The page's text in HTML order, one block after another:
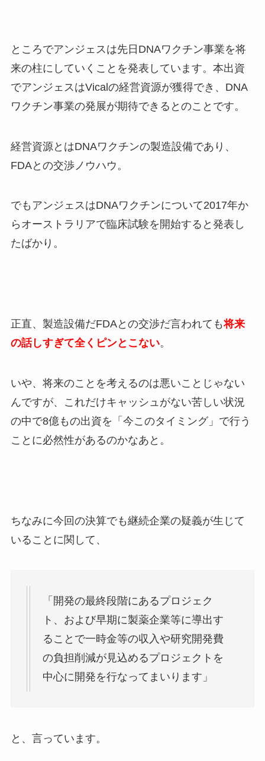
ところでアンジェスは先日DNAワクチン事業を将
来の柱にしていくことを発表しています。本出資
でアンジェスはVicalの経営資源が獲得でき、DNA
ワクチン事業の発展が期待できるとのことです。
経営資源とはDNAワクチンの製造設備であり、
FDAとの交渉ノウハウ。
でもアンジェスはDNAワクチンについて2017年か
らオーストラリアで臨床試験を開始すると発表し
たばかり。
正直、製造設備だFDAとの交渉だ言われても将来
の話しすぎて全くピンとこない。
いや、将来のことを考えるのは悪いことじゃない
んですが、これだけキャッシュがない苦しい状況
の中で8億もの出資を「今このタイミング」で行う
ことに必然性があるのかなあと。
ちなみに今回の決算でも継続企業の疑義が生じて
いることに関して、
「開発の最終段階にあるプロジェク
ト、および早期に製薬企業等に導出す
ることで一時金等の収入や研究開発費
の負担削減が見込めるプロジェクトを
中心に開発を行なってまいります」
と、言っています。